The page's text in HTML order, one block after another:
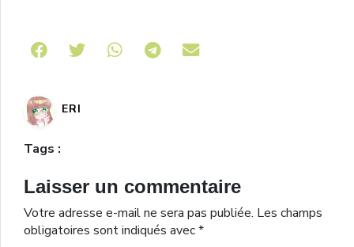
Share on Telegram
ERI
Tags :
Laisser un commentaire
Votre adresse e-mail ne sera pas publiée. Les champs
obligatoires sont indiqués avec*